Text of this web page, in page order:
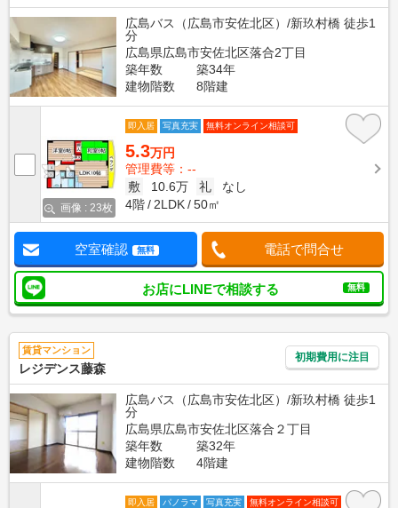
広島バス（広島市安佐北区）/新玖村橋 徒歩1
分
広島県広島市安佐北区落合2丁目
築年数
築34年
建物階数
8階建
画像 : 23枚
即入居 写真充実 無料オンライン相談可
5.3万円
管理費等：--
敷
10.6万 礼
なし
4階
2LDK 50㎡
空室確認 無料 電話で問合せ
お店にLINEで相談する 無料
賃貸マンション
レジデンス藤森
初期費用に注目
広島バス（広島市安佐北区）/新玖村橋 徒歩1
分
広島県広島市安佐北区落合２丁目
築年数
築32年
建物階数
4階建
即入居 パノラマ 写真充実 無料オンライン相談可